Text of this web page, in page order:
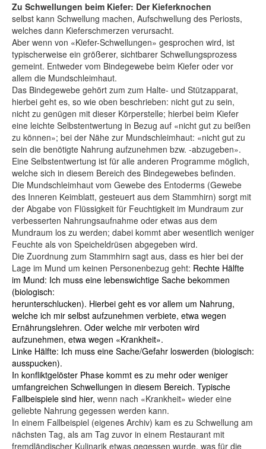
Zu Schwellungen beim Kiefer: Der Kieferknochen
selbst kann Schwellung machen, Aufschwellung des Periosts,
welches dann Kieferschmerzen verursacht.
Aber wenn von «Kiefer-Schwellungen» gesprochen wird, ist
typischerweise ein größerer, sichtbarer Schwellungsprozess
gemeint. Entweder vom Bindegewebe beim Kiefer oder vor
allem die Mundschleimhaut.
Das Bindegewebe gehört zum zum Halte- und Stützapparat,
hierbei geht es, so wie oben beschrieben: nicht gut zu sein,
nicht zu genügen mit dieser Körperstelle; hierbei beim Kiefer
eine leichte Selbstentwertung in Bezug auf «nicht gut zu beißen
zu können»; bei der Nähe zur Mundschleimhaut: «nicht gut zu
sein die benötigte Nahrung aufzunehmen bzw. -abzugeben».
Eine Selbstentwertung ist für alle anderen Programme möglich,
welche sich in diesem Bereich des Bindegewebes befinden.
Die Mundschleimhaut vom Gewebe des Entoderms (Gewebe
des Inneren Keimblatt, gesteuert aus dem Stammhirn) sorgt mit
der Abgabe von Flüssigkeit für Feuchtigkeit im Mundraum zur
verbesserten Nahrungsaufnahme oder etwas aus dem
Mundraum los zu werden; dabei kommt aber wesentlich weniger
Feuchte als von Speicheldrüsen abgegeben wird.
Die Zuordnung zum Stammhirn sagt aus, dass es hier bei der
Lage im Mund um keinen Personenbezug geht: Rechte Hälfte
im Mund: Ich muss eine lebenswichtige Sache bekommen
(biologisch:
herunterschlucken). Hierbei geht es vor allem um Nahrung,
welche ich mir selbst aufzunehmen verbiete, etwa wegen
Ernährungslehren. Oder welche mir verboten wird
aufzunehmen, etwa wegen «Krankheit».
Linke Hälfte: Ich muss eine Sache/Gefahr loswerden (biologisch:
ausspucken).
In konfliktgelöster Phase kommt es zu mehr oder weniger
umfangreichen Schwellungen in diesem Bereich. Typische
Fallbeispiele sind hier, wenn nach «Krankheit» wieder eine
geliebte Nahrung gegessen werden kann.
In einem Fallbeispiel (eigenes Archiv) kam es zu Schwellung am
nächsten Tag, als am Tag zuvor in einem Restaurant mit
fremdländischer Kulinarik etwas gegessen wurde, was für die